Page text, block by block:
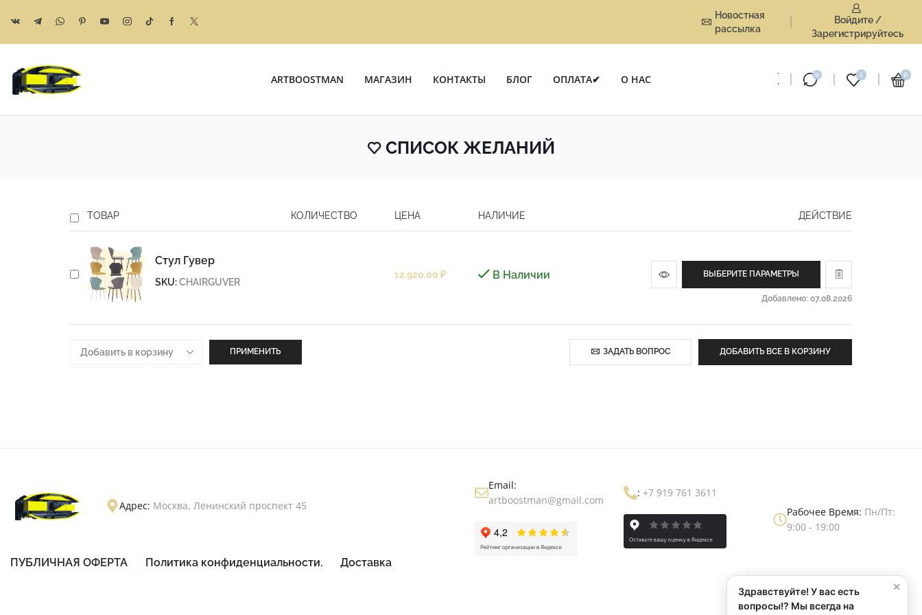
Новостная
рассылка
Войдите /
Зарегистрируйтесь
ARTBOOSTMAN МАГАЗИН КОНТАКТЫ БЛОГ ОПЛАТА✔ О НАС 0 1 0
СПИСОК ЖЕЛАНИЙ
ТОВАР КОЛИЧЕСТВО ЦЕНА НАЛИЧИЕ ДЕЙСТВИЕ
Стул Гувер
SKU:CHAIRGUVER
12.920,00 ₽ В Наличии ВЫБЕРИТЕ ПАРАМЕТРЫ
Добавлено: 07.08.2026
ПРИМЕНИТЬ ЗАДАТЬ ВОПРОС ДОБАВИТЬ ВСЕ В КОРЗИНУ
Адрес: Москва, Ленинский проспект 45
ПУБЛИЧНАЯ ОФЕРТА Политика конфиденциальности. Доставка
Email:
artboostman@gmail.com
: +7 919 761 3611
Рабочее Время: Пн/Пт:
9:00 - 19:00
×
Здравствуйте! У вас есть
вопросы!? Мы всегда на